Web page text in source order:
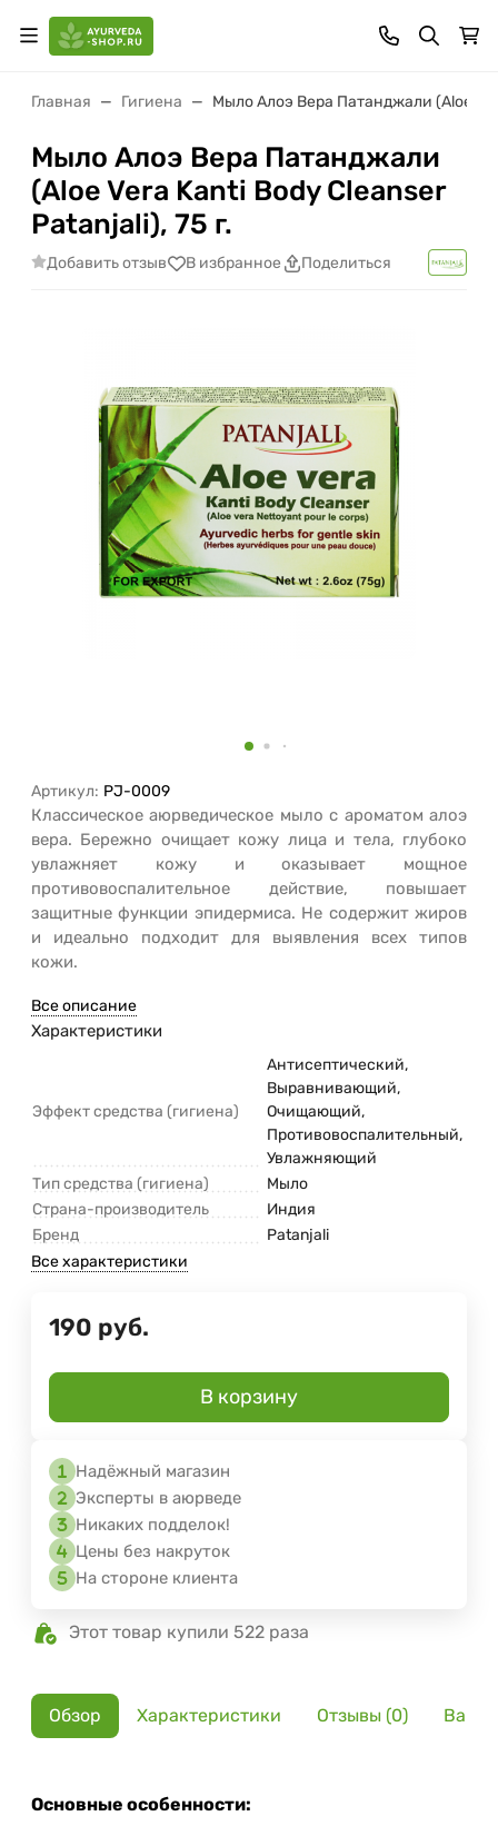
Главная Гигиена Мыло Алоэ Вера Патанджали (Aloe
Мыло Алоэ Вера Патанджали
(Aloe Vera Kanti Body Cleanser
Patanjali), 75 г.
Добавить отзыв В избранное Поделиться
Артикул: PJ-0009
Классическое аюрведическое мыло с ароматом алоэ
вера. Бережно очищает кожу лица и тела, глубоко
увлажняет кожу и оказывает мощное
противовоспалительное действие, повышает
защитные функции эпидермиса. Не содержит жиров
и идеально подходит для выявления всех типов
кожи.
Все описание
Характеристики
Эффект средства (гигиена)
Антисептический,
Выравнивающий,
Очищающий,
Противовоспалительный,
Увлажняющий
Тип средства (гигиена)
Мыло
Страна-производитель
Индия
Бренд
Patanjali
Все характеристики
190 руб.
В корзину
Надёжный магазин
Эксперты в аюрведе
Никаких подделок!
Цены без накруток
На стороне клиента
Этот товар купили 522 раза
Обзор Характеристики Отзывы (0)
Основные особенности: